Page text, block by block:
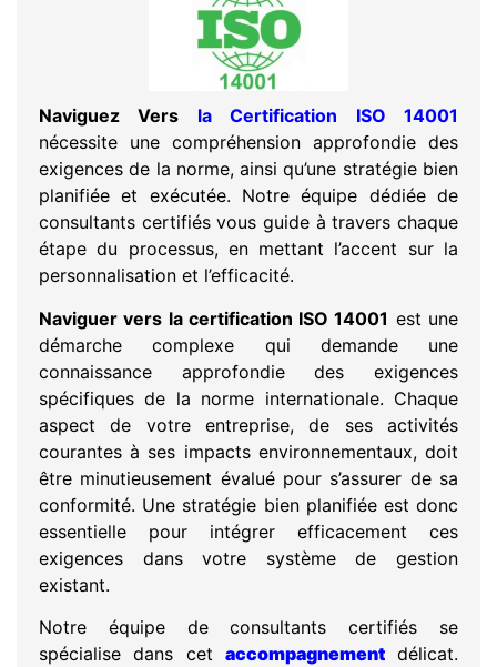
Naviguez Vers la Certification ISO 14001
nécessite une compréhension approfondie des
exigences de la norme, ainsi qu’une stratégie bien
planifiée et exécutée. Notre équipe dédiée de
consultants certifiés vous guide à travers chaque
étape du processus, en mettant l’accent sur la
personnalisation et l’efficacité.
Naviguer vers la certification ISO 14001 est une
démarche complexe qui demande une
connaissance approfondie des exigences
spécifiques de la norme internationale. Chaque
aspect de votre entreprise, de ses activités
courantes à ses impacts environnementaux, doit
être minutieusement évalué pour s’assurer de sa
conformité. Une stratégie bien planifiée est donc
essentielle pour intégrer efficacement ces
exigences dans votre système de gestion
existant.
Notre équipe de consultants certifiés se
spécialise dans cet accompagnementdélicat.